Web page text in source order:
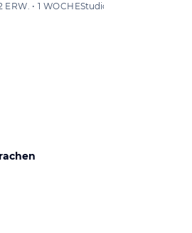
ERW. • 1 WOCHEStudio